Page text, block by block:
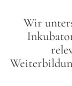
Wir